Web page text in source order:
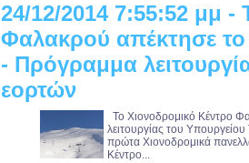
24/12/2014 7:55:52 μμ -
Φαλακρού απέκτησε το
- Πρόγραμμα
εορτών
Το Χιονοδρομικό Κέντρο
λειτουργίας του
πρώτα Χιονοδρομικά
Κέντρο...